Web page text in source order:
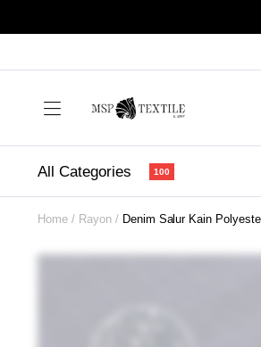
All Categories 100
Home Rayon Denim Salur Kain